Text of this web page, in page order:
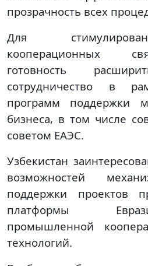
прозрачность всех
Для
кооперационных
готовность
сотрудничество в
программ поддержки
бизнеса, в том числе
советом ЕАЭС.
Узбекистан
возможностей
поддержки проектов
платформы
промышленной
технологий.